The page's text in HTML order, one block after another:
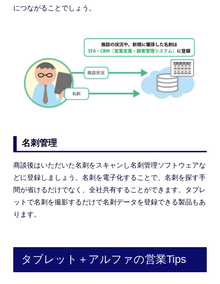
につながることでしょう。
名刺管理
商談後はいただいた名刺をスキャンし名刺管理ソフトウェアな
どに登録しましょう。名刺を電子化することで、名刺を探す手
間が省けるだけでなく、全社共有することができます。タブレ
ットで名刺を撮影するだけで名刺データを登録できる製品もあ
ります。
タブレット＋アルファの営業Tips